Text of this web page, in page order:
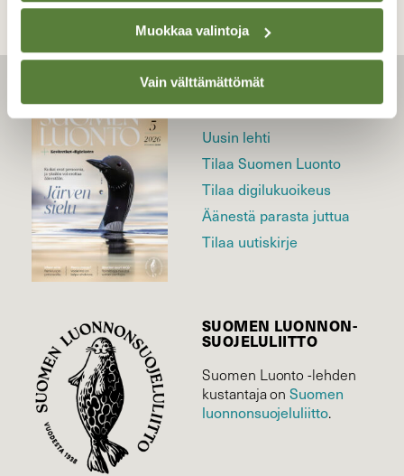
Muokkaa valintoja
Vain välttämättömät
LEHTI
Uusin lehti
Tilaa Suomen Luonto
Tilaa digilukuoikeus
Äänestä parasta juttua
Tilaa uutiskirje
SUOMEN LUONNON­
SUOJELU­LIITTO
Suomen Luonto -lehden
kustantaja onSuomen
luonnonsuojelu­liitto.